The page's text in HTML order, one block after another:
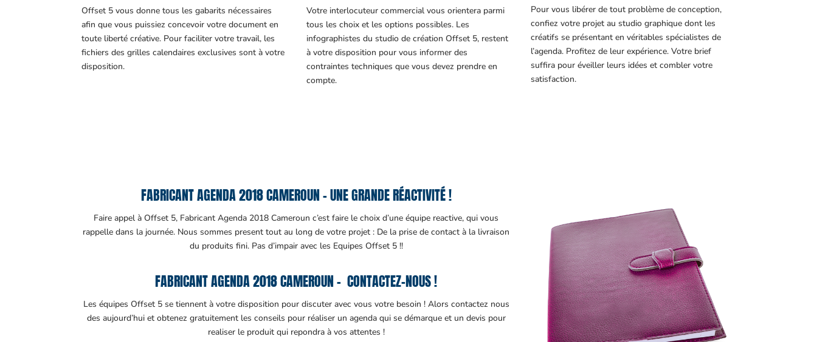
Offset 5 vous donne tous les gabarits nécessaires
afin que vous puissiez concevoir votre document en
toute liberté créative. Pour faciliter votre travail, les
fichiers des grilles calendaires exclusives sont à votre
disposition.
Votre interlocuteur commercial vous orientera parmi
tous les choix et les options possibles. Les
infographistes du studio de création Offset 5, restent
à votre disposition pour vous informer des
contraintes techniques que vous devez prendre en
compte.
Pour vous libérer de tout problème de conception,
confiez votre projet au studio graphique dont les
créatifs se présentant en véritables spécialistes de
l’agenda. Profitez de leur expérience. Votre brief
suffira pour éveiller leurs idées et combler votre
satisfaction.
FABRICANT AGENDA 2018 CAMEROUN – UNE GRANDE RÉACTIVITÉ !
Faire appel à Offset 5, Fabricant Agenda 2018 Cameroun c’est faire le choix d’une équipe reactive, qui vous
rappelle dans la journée. Nous sommes present tout au long de votre projet : De la prise de contact à la livraison
du produits fini. Pas d’impair avec les Equipes Offset 5 !!
FABRICANT AGENDA 2018 CAMEROUN – CONTACTEZ-NOUS !
Les équipes Offset 5 se tiennent à votre disposition pour discuter avec vous votre besoin ! Alors contactez nous
des aujourd’hui et obtenez gratuitement les conseils pour réaliser un agenda qui se démarque et un devis pour
realiser le produit qui repondra à vos attentes !